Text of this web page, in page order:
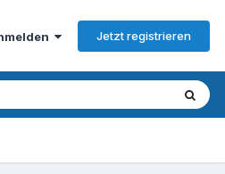
Jetzt registrieren